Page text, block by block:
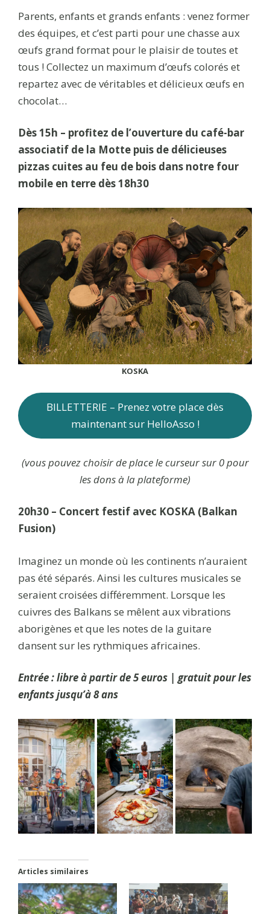
Parents, enfants et grands enfants : venez former
des équipes, et c’est parti pour une chasse aux
œufs grand format pour le plaisir de toutes et
tous ! Collectez un maximum d’œufs colorés et
repartez avec de véritables et délicieux œufs en
chocolat…
Dès 15h – profitez de l’ouverture du café-bar
associatif de la Motte puis de délicieuses
pizzas cuites au feu de bois dans notre four
mobile en terre dès 18h30
KOSKA
BILLETTERIE – Prenez votre place dès
maintenant sur HelloAsso !
(vous pouvez choisir de place le curseur sur 0 pour
les dons à la plateforme)
20h30 – Concert festif avec KOSKA (Balkan
Fusion)
Imaginez un monde où les continents n’auraient
pas été séparés. Ainsi les cultures musicales se
seraient croisées différemment. Lorsque les
cuivres des Balkans se mêlent aux vibrations
aborigènes et que les notes de la guitare
dansent sur les rythmiques africaines.
Entrée : libre à partir de 5 euros | gratuit pour les
enfants jusqu’à 8 ans
Articles similaires